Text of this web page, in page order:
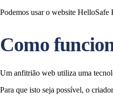
Podemos usar o website HelloSafe
Como
Um anfitrião web utiliza uma
Para que isto seja possível, o